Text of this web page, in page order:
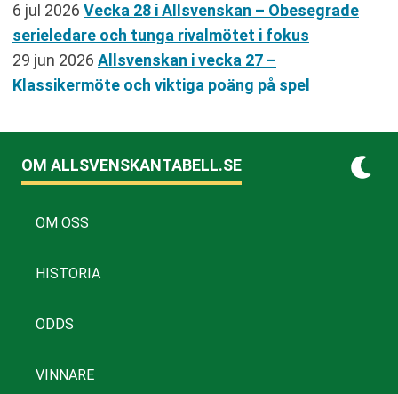
6 jul 2026 Vecka 28 i Allsvenskan – Obesegrade
serieledare och tunga rivalmötet i fokus
29 jun 2026 Allsvenskan i vecka 27 –
Klassikermöte och viktiga poäng på spel
OM ALLSVENSKANTABELL.SE
OM OSS
HISTORIA
ODDS
VINNARE